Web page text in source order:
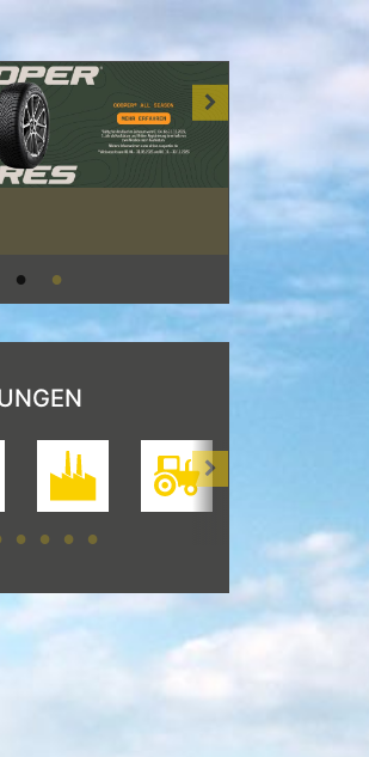
[Industriereifen>[Landwirtschaft>